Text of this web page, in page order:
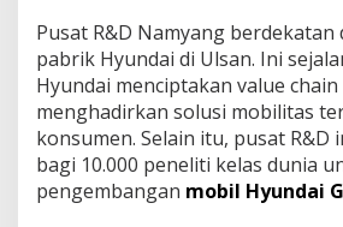
Pusat R&D Namyang
pabrik Hyundai di Ulsan. Ini
Hyundai menciptakan value
menghadirkan solusi mobilitas
konsumen. Selain itu, pusat R&D
bagi 10.000 peneliti kelas dunia
pengembangan mobil Hyundai